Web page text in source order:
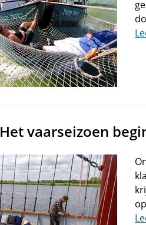
Het vaarseizoen